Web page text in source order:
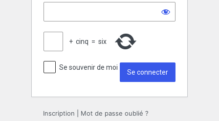
+ cinq = six
Se souvenir de moi
Inscription Mot de passe oublié ?